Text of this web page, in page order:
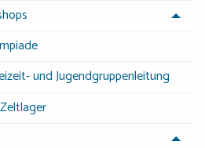
und Jugendgruppenleitung